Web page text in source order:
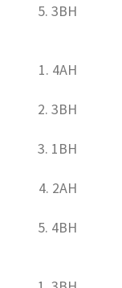
5. 3BH
1. 4AH
2. 3BH
3. 1BH
4. 2AH
5. 4BH